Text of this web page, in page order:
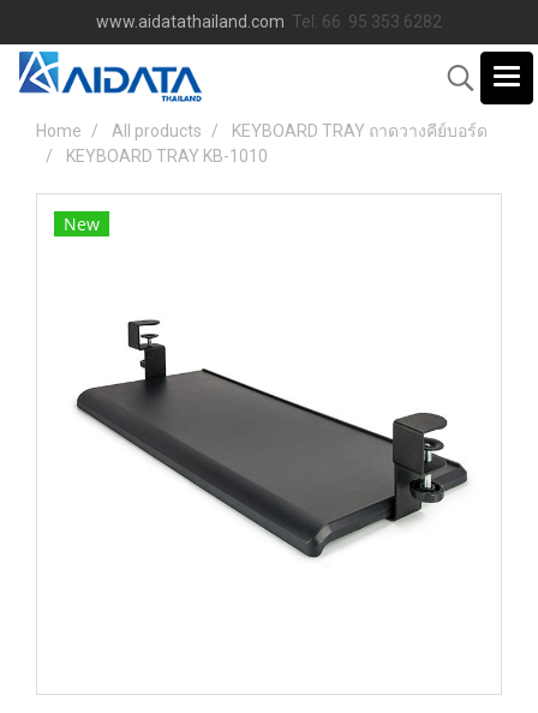
www.aidatathailand.com Tel: 66 95 353 6282
Home All products
KEYBOARD TRAY ถาดวางคีย์บอร์ด
KEYBOARD TRAY KB-1010
New